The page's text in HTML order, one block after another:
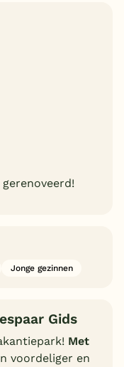
Jonge gezinnen
Gids
Met
voordeliger en